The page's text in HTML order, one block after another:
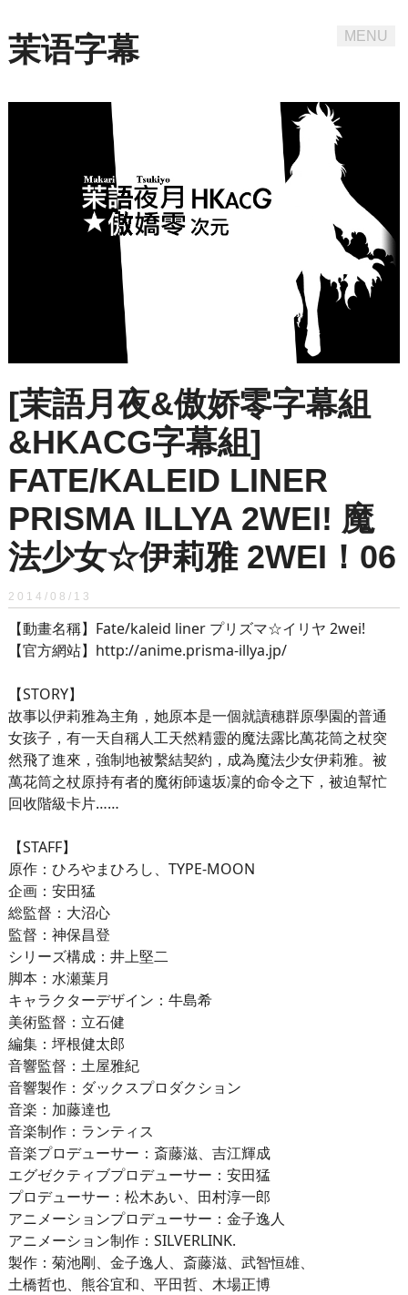
茉语字幕 MENU
[茉語月夜&傲娇零字幕組
&HKACG字幕組]
FATE/KALEID LINER
PRISMA ILLYA 2WEI! 魔
法少女☆伊莉雅 2WEI！06
2014/08/13
【動畫名稱】Fate/kaleid liner プリズマ☆イリヤ 2wei!
【官方網站】http://anime.prisma-illya.jp/
【STORY】
故事以伊莉雅為主角，她原本是一個就讀穗群原學園的普通
女孩子，有一天自稱人工天然精靈的魔法露比萬花筒之杖突
然飛了進來，強制地被繫結契約，成為魔法少女伊莉雅。被
萬花筒之杖原持有者的魔術師遠坂凜的命令之下，被迫幫忙
回收階級卡片……
【STAFF】
原作：ひろやまひろし、TYPE-MOON
企画：安田猛
総監督：大沼心
監督：神保昌登
シリーズ構成：井上堅二
脚本：水瀬葉月
キャラクターデザイン：牛島希
美術監督：立石健
編集：坪根健太郎
音響監督：土屋雅紀
音響製作：ダックスプロダクション
音楽：加藤達也
音楽制作：ランティス
音楽プロデューサー：斎藤滋、吉江輝成
エグゼクティブプロデューサー：安田猛
プロデューサー：松木あい、田村淳一郎
アニメーションプロデューサー：金子逸人
アニメーション制作：SILVERLINK.
製作：菊池剛、金子逸人、斎藤滋、武智恒雄、
土橋哲也、熊谷宜和、平田哲、木場正博